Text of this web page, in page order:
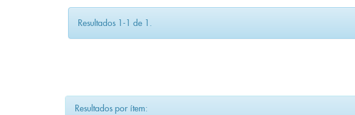
Resultados 1-1 de 1.
Resultados por ítem: